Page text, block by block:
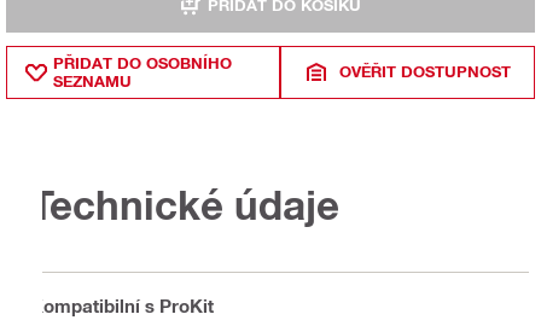
PŘIDAT DO KOŠÍKU
PŘIDAT DO OSOBNÍHO
SEZNAMU
OVĚŘIT DOSTUPNOST
Technické údaje
Kompatibilní s ProKit